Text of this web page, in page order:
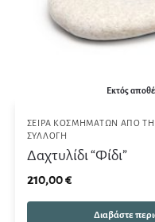
Εκτός
ΣΕΙΡΆ ΚΟΣΜΗΜΆΤΩΝ ΑΠΌ
ΣΥΛΛΟΓΉ
Δαχτυλίδι “Φίδι”
210,00€
Διαβάστε